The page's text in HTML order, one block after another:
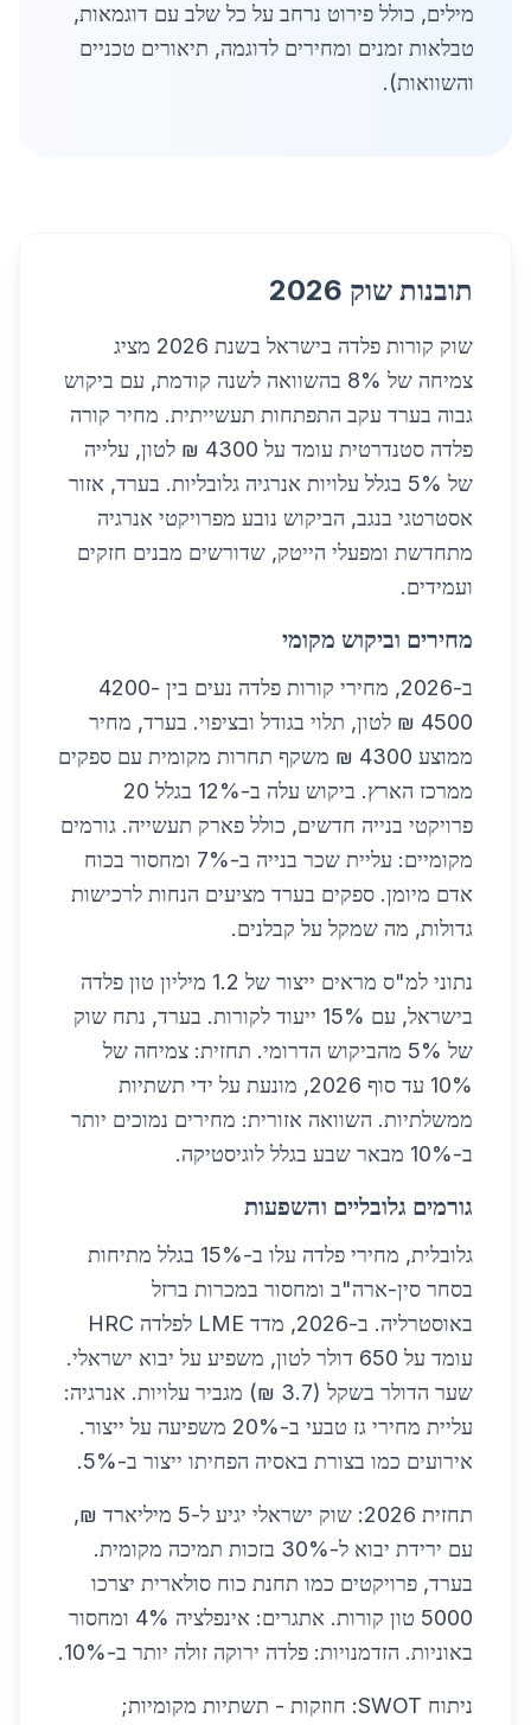
מילים, כולל פירוט נרחב על כל שלב עם דוגמאות,
טבלאות זמנים ומחירים לדוגמה, תיאורים טכניים
והשוואות).
תובנות שוק 2026
שוק קורות פלדה בישראל בשנת 2026 מציג
צמיחה של 8% בהשוואה לשנה קודמת, עם ביקוש
גבוה בערד עקב התפתחות תעשייתית. מחיר קורה
פלדה סטנדרטית עומד על 4300 ₪ לטון, עלייה
של 5% בגלל עלויות אנרגיה גלובליות. בערד, אזור
אסטרטגי בנגב, הביקוש נובע מפרויקטי אנרגיה
מתחדשת ומפעלי הייטק, שדורשים מבנים חזקים
ועמידים.
מחירים וביקוש מקומי
ב-2026, מחירי קורות פלדה נעים בין 4200-
4500 ₪ לטון, תלוי בגודל ובציפוי. בערד, מחיר
ממוצע 4300 ₪ משקף תחרות מקומית עם ספקים
ממרכז הארץ. ביקוש עלה ב-12% בגלל 20
פרויקטי בנייה חדשים, כולל פארק תעשייה. גורמים
מקומיים: עליית שכר בנייה ב-7% ומחסור בכוח
אדם מיומן. ספקים בערד מציעים הנחות לרכישות
גדולות, מה שמקל על קבלנים.
נתוני למ"ס מראים ייצור של 1.2 מיליון טון פלדה
בישראל, עם 15% ייעוד לקורות. בערד, נתח שוק
של 5% מהביקוש הדרומי. תחזית: צמיחה של
10% עד סוף 2026, מונעת על ידי תשתיות
ממשלתיות. השוואה אזורית: מחירים נמוכים יותר
ב-10% מבאר שבע בגלל לוגיסטיקה.
גורמים גלובליים והשפעות
גלובלית, מחירי פלדה עלו ב-15% בגלל מתיחות
בסחר סין-ארה"ב ומחסור במכרות ברזל
באוסטרליה. ב-2026, מדד LME לפלדה HRC
עומד על 650 דולר לטון, משפיע על יבוא ישראלי.
שער הדולר בשקל (3.7 ₪) מגביר עלויות. אנרגיה:
עליית מחירי גז טבעי ב-20% משפיעה על ייצור.
אירועים כמו בצורת באסיה הפחיתו ייצור ב-5%.
תחזית 2026: שוק ישראלי יגיע ל-5 מיליארד ₪,
עם ירידת יבוא ל-30% בזכות תמיכה מקומית.
בערד, פרויקטים כמו תחנת כוח סולארית יצרכו
5000 טון קורות. אתגרים: אינפלציה 4% ומחסור
באוניות. הזדמנויות: פלדה ירוקה זולה יותר ב-10%.
ניתוח SWOT: חוזקות - תשתיות מקומיות;